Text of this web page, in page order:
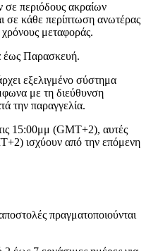
σε περιόδους ακραίων
σε κάθε περίπτωση ανωτέρας
χρόνους μεταφοράς.
έως Παρασκευή.
εξελιγμένο σύστημα
με τη διεύθυνση
την παραγγελία.
15:00μμ (GMT+2), αυτές
ισχύουν από την επόμενη
πραγματοποιούνται